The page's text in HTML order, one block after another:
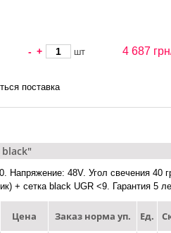
- + шт 4 687
поставка
black"
Напряжение: 48V. Угол свечения 40
+ сетка black UGR <9. Гарантия 5
Цена Заказ норма уп. Ед.